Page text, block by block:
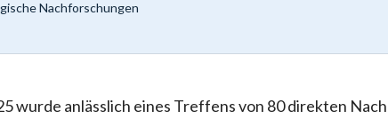
Nachforschungen
wurde anlässlich eines Treffens von 80 direkten